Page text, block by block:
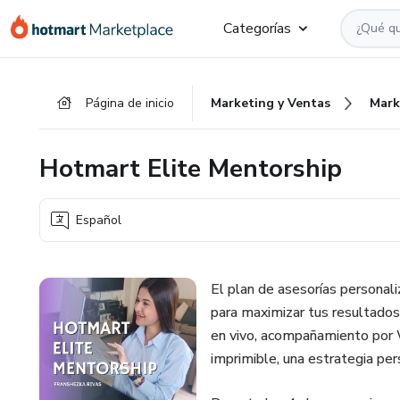
Categorías
Página de inicio Marketing y Ventas
Hotmart Elite Mentorship
Español
El plan de asesorías
para maximizar tus
en vivo, acompañamiento
imprimible, una estrategia